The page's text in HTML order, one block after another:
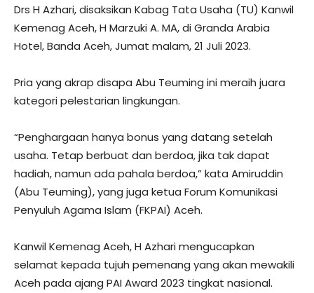
Drs H Azhari, disaksikan Kabag Tata Usaha (TU) Kanwil
Kemenag Aceh, H Marzuki A. MA, di Granda Arabia
Hotel, Banda Aceh, Jumat malam, 21 Juli 2023.
Pria yang akrap disapa Abu Teuming ini meraih juara
kategori pelestarian lingkungan.
“Penghargaan hanya bonus yang datang setelah
usaha. Tetap berbuat dan berdoa, jika tak dapat
hadiah, namun ada pahala berdoa,” kata Amiruddin
(Abu Teuming), yang juga ketua Forum Komunikasi
Penyuluh Agama Islam (FKPAI) Aceh.
Kanwil Kemenag Aceh, H Azhari mengucapkan
selamat kepada tujuh pemenang yang akan mewakili
Aceh pada ajang PAI Award 2023 tingkat nasional.